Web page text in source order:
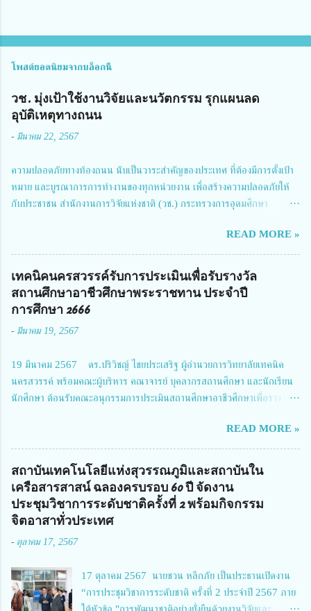
โพสต์ยอดนิยมจากบล็อกนี้
วช. มุ่งเป้าใช้งานวิจัยและนวัตกรรม รุกแผนลด
อุบัติเหตุทางถนน
- มีนาคม 22, 2567
ความปลอดภัยทางท้องถนน นับเป็นวาระสำคัญของประเทศ ที่ต้องมีการตั้งเป้า
หมาย และบูรณาการการทำงานของทุกหน่วยงาน เพื่อสร้างความปลอดภัยให้
กับประชาชน สำนักงานการวิจัยแห่งชาติ (วช.) กระทรวงการอุดมศึกษา
สมาคมวิศวกรรมชีวการแพทย์ไทย จัดการประชุมเผยแพร่ผลการดำเนินงาน
โครงการการวิจัยเชิงปฏิบัติการโดยบูรณาการทุกภาคส่วน เพื่อลดอุบัติเหตุและ
การเสียชีวิตให้สอดคล้องกับเป้าหมายแผนแม่บทฉบับที่ 5 ในวันที่ 22 มีนาคม
2567 โดยมี ดร.วิภารัตน์ ดีอ่อง ผู้อำนวยการสำนักงานการวิจัยแห่งชาติ เป็น
ประธานในพิธีเปิดพร้อมให้นโยบายการผลักดันงานวิจัยเพื่อความปลอดภัยทาง
การประชุมในครั้งนี้ นางสาวสตตกมล เกียรติพานิช ผู้อำนวยการกองบริหารทุน
Richmond Stylish Convention Hotel จังหวัดนนทบุรี ดร.วิภารัตน์ ดีอ่อง
ผู้อำนวยการสำนักงานการวิจัยแห่งชาติ กล่าวว่า วช. ในฐานะหน่วยงานบริหาร
จัดการทุนวิจัยและนวัตกรรมได้เล็งเห็นถึงความสำคัญของกา...
READ MORE »
เทคนิคนครสวรรค์รับการประเมินเพื่อรับรางวัล
สถานศึกษาอาชีวศึกษาพระราชทาน ประจำปี
การศึกษา 2666
- มีนาคม 19, 2567
19 มีนาคม 2567 ดร.ปริวิชญ์ ไชยประเสริฐ ผู้อำนวยการวิทยาลัยเทคนิค
นครสวรรค์ พร้อมคณะผู้บริหาร คณาจารย์ บุคลากรสถานศึกษา และนักเรียน
นักศึกษา ต้อนรับคณะอนุกรรมการประเมินสถานศึกษาอาชีวศึกษาเพื่อรางวัล
นายจักรภพ เนวะมาตย์ ผู้อำนวยการวิทยาลัยเทคนิคตาก ประธานคณะอนุกร
รมการฯ 1.นายวณิชา คณะใน ผู้ทรงคุณวุฒิ 2.นายภัทธาวุธ โพธา ผู้อำนวย
การวิทยาลัยสารพัดช่างกำแพงเพชร 3.นางสาวหัตถาภรณ์ เสาร์เรือน ผู้อำนวย
การวิทยาลัยการอาชีพบ้านตาก 4.นางเพ็ญศรี ขุนทอง ผู้อำนวยการวิทยาลัย
การอาชีพรัตนประสิทธิ์วิทย์ 5.นายธเนศ คงวังทอง ผู้อำนวยการวิทยาลัย
เกษตรและเทคโนโลยีพิจิตร 6.นายชัยณรงค์ คชมาตย์ ผู้อำนวยการวิทยาลัย
8.นายณัฐกฤต ภูทวี รองผู้อำนวยการวิทยาลัยเทคนิคตาก นายจักรภพ กล่าว
ยาวนาน มีบุคลากร นักเรียน นักศึกษาจำนวนมาก ต้องการควา...
READ MORE »
สถาบันเทคโนโลยีแห่งสุวรรณภูมิและสถาบันใน
เครือสารสาสน์ ฉลองครบรอบ 60 ปี จัดงาน
ประชุมวิชาการระดับชาติครั้งที่ 2 พร้อมกิจกรรม
จิตอาสาทั่วประเทศ
- ตุลาคม 17, 2567
17 ตุลาคม 2567 นายชวน หลีกภัย เป็นประธานเปิดงาน
“การประชุมวิชาการระดับชาติ ครั้งที่ 2 ประจำปี 2567 ภาย